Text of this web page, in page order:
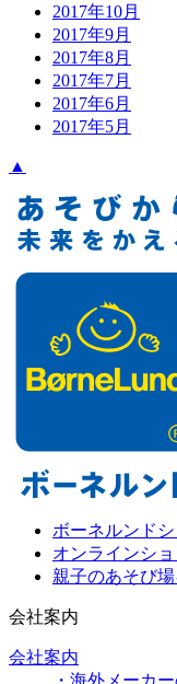
2017年10月
2017年9月
2017年8月
2017年7月
2017年6月
2017年5月
▲
ボーネルンド
オンラインシ
親子のあそび
会社案内
会社案内
・海外メーカ